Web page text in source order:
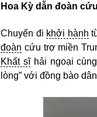
Hoa Kỳ dẫn đoàn
Chuyến đi khởi hành
đoàn cứu trợ miền
Khất sĩhải ngoại
lòng” với đồng bào